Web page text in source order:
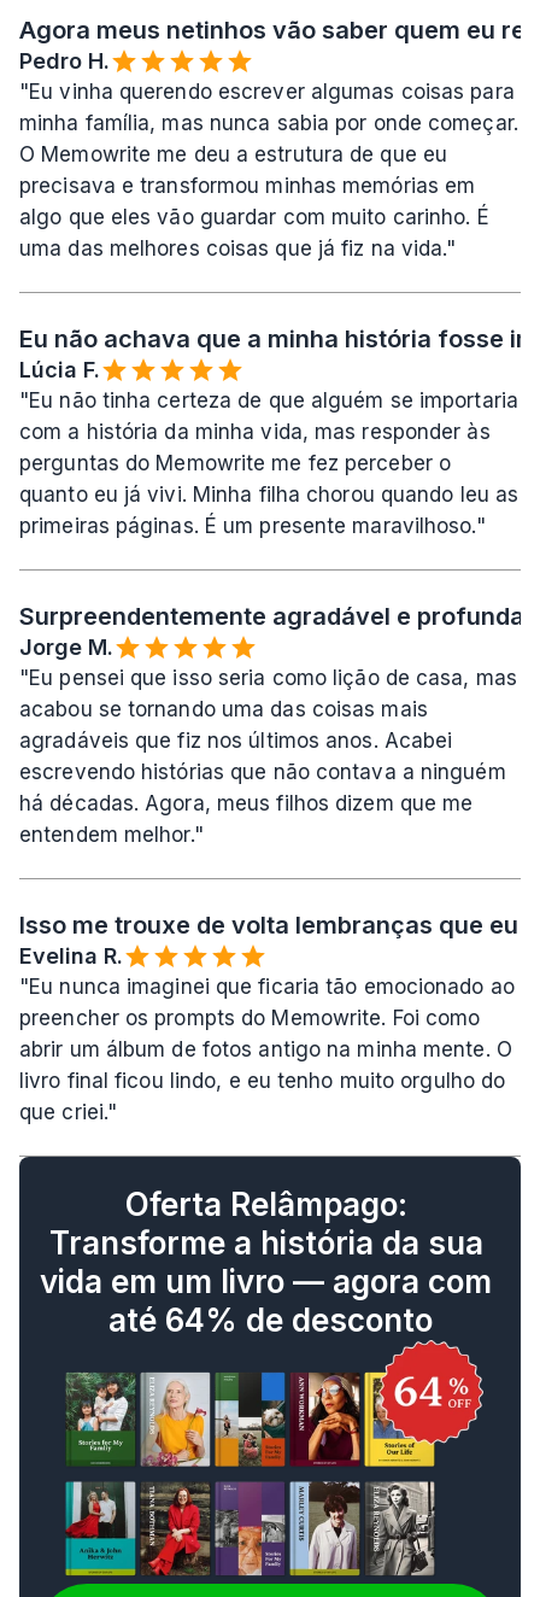
Agora meus netinhos vão saber quem eu
Pedro H.
"Eu vinha querendo escrever algumas coisas para
minha família, mas nunca sabia por onde começar.
O Memowrite me deu a estrutura de que eu
precisava e transformou minhas memórias em
algo que eles vão guardar com muito carinho. É
uma das melhores coisas que já fiz na vida."
Eu não achava que a minha história fosse
Lúcia F.
"Eu não tinha certeza de que alguém se importaria
com a história da minha vida, mas responder às
perguntas do Memowrite me fez perceber o
quanto eu já vivi. Minha filha chorou quando leu as
primeiras páginas. É um presente maravilhoso."
Surpreendentemente agradável e
Jorge M.
"Eu pensei que isso seria como lição de casa, mas
acabou se tornando uma das coisas mais
agradáveis que fiz nos últimos anos. Acabei
escrevendo histórias que não contava a ninguém
há décadas. Agora, meus filhos dizem que me
entendem melhor."
Isso me trouxe de volta lembranças que eu
Evelina R.️
"Eu nunca imaginei que ficaria tão emocionado ao
preencher os prompts do Memowrite. Foi como
abrir um álbum de fotos antigo na minha mente. O
livro final ficou lindo, e eu tenho muito orgulho do
que criei."
Oferta Relâmpago:
Transforme a história da sua
vida em um livro — agora com
até 64% de desconto